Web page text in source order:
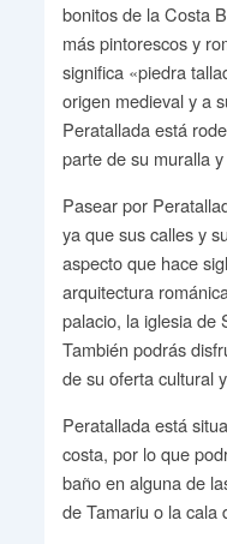
bonitos de la Costa
más pintorescos y
significa «piedra
origen medieval y a
Peratallada está
parte de su muralla
Pasear por
ya que sus calles y
aspecto que hace
arquitectura
palacio, la iglesia de
También podrás
de su oferta cultural
Peratallada está
costa, por lo que
baño en alguna de
de Tamariu o la cala